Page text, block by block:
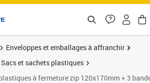
Enveloppes et emballages à affranchir
Sacs et sachets plastiques
à fermeture zip 120x170mm + 3